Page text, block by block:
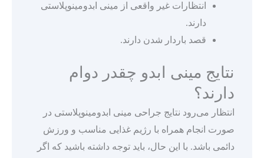
انتظارات غیر واقعی از مینی ابدومینوپلاستی
دارند.
قصد باردار شدن دارند.
نتایج مینی ابدو چقدر دوام
دارند؟
انتظار می‌رود نتایج جراحی مینی ابدومینوپلاستی در
صورت انجام همراه با رژیم غذایی مناسب و ورزش
دائمی باشد. با این حال، باید توجه داشته باشید که اگر